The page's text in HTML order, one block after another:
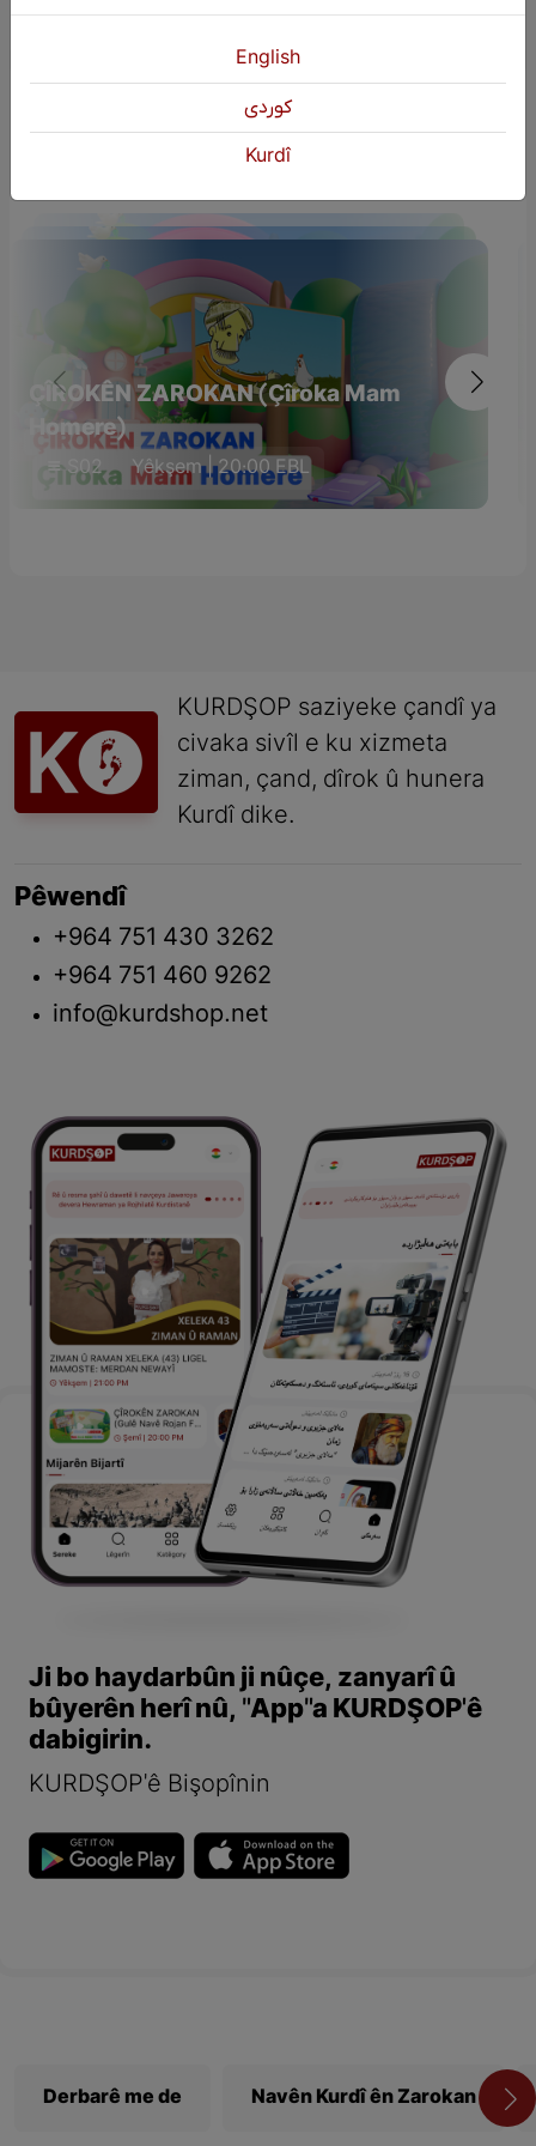
Dûmahîk Bername
ÇÎROKÊN ZAROKAN (Çîroka Mam
Homere)
S02 Yêkşem | 20:00 EBL
KURDŞOP saziyeke çandî ya
civaka sivîl e ku xizmeta
ziman, çand, dîrok û hunera
Kurdî dike.
Pêwendî
+964 751 430 3262
+964 751 460 9262
info@kurdshop.net
Ji bo haydarbûn ji nûçe, zanyarî û
bûyerên herî nû, "App"a KURDŞOP'ê
dabigirin.
KURDŞOP'ê Bişopînin
Derbarê me de Navên Kurdî ên Zarokan
English
كوردی
Kurdî